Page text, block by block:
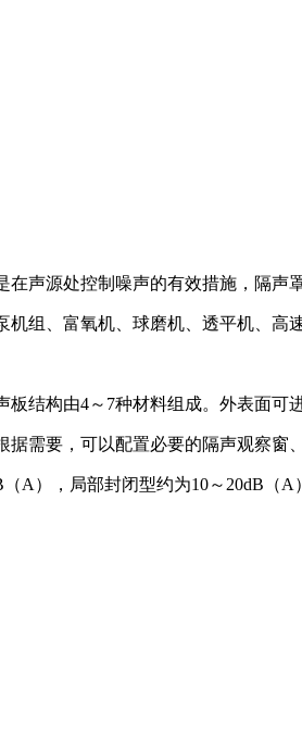
声源处控制噪声的有效措施，隔声
组、富氧机、球磨机、透平机、高
板结构由4～ 7种材料组成。外表面可
需要，可以配置必要的隔声观察窗
（A ），局部封闭型约为10～ 20dB （A